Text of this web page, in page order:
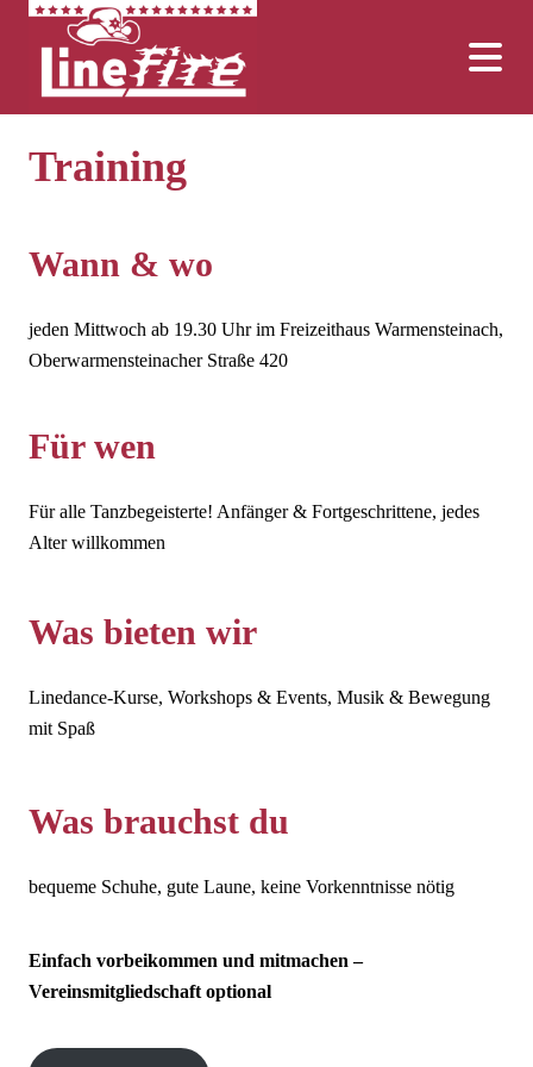
Training
Wann & wo
jeden Mittwoch ab 19.30 Uhr im Freizeithaus Warmensteinach,
Oberwarmensteinacher Straße 420
Für wen
Für alle Tanzbegeisterte! Anfänger & Fortgeschrittene, jedes
Alter willkommen
Was bieten wir
Linedance-Kurse, Workshops & Events, Musik & Bewegung
mit Spaß
Was brauchst du
bequeme Schuhe, gute Laune, keine Vorkenntnisse nötig
Einfach vorbeikommen und mitmachen –
Vereinsmitgliedschaft optional